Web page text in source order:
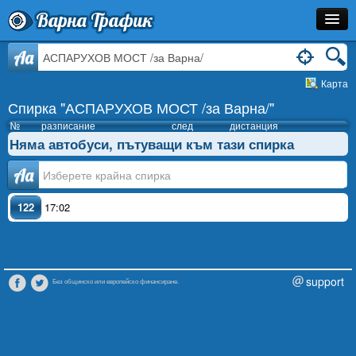
Варна Трафик
Спирка
Разписание
Как Да Стигна?
Инфо
Aa
Карта
Спирка "АСПАРУХОВ МОСТ /за Варна/"
№ разписание след дистанция
Няма автобуси, пътуващи към тази спирка
Аа
122 17:02
Без общинско или европейско финансиране. support